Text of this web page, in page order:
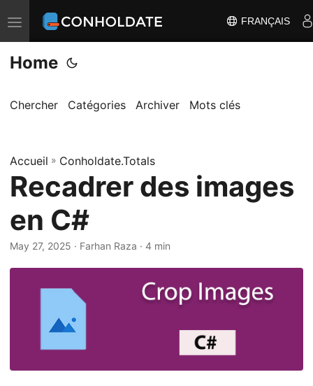
B
a
s
u
r
l
a
n
a
FRANÇAIS
Home
Chercher Catégories Archiver Mots clés
Accueil » Conholdate.Totals
Recadrer des images
en C#
May 27, 2025 ‎ · Farhan Raza · 4 min